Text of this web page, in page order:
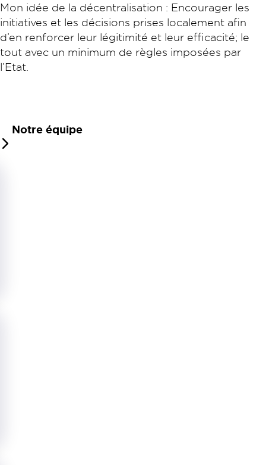
Mon idée de la décentralisation : Encourager les
initiatives et les décisions prises localement afin
d’en renforcer leur légitimité et leur efficacité; le
tout avec un minimum de règles imposées par
l’Etat.
Notre équipe